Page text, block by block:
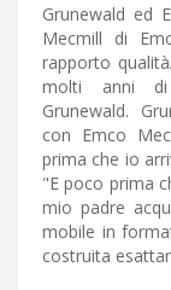
Grunewald ed
Mecmill di
rapporto
molti anni di
Grunewald.
con Emco
prima che io
"E poco prima
mio padre
mobile in
costruita